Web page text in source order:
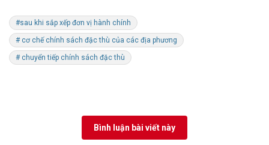
#sau khi sắp xếp đơn vị hành chính
# cơ chế chính sách đặc thù của các địa phương
# chuyển tiếp chính sách đặc thù
Bình luận bài viết này